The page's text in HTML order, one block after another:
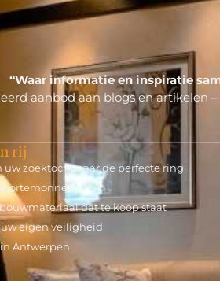
“Waar informatie en inspiratie
aanbod aan blogs en artikelen
rij
zoektocht naar de perfecte ring
dat te koop staat
eigen veiligheid
Antwerpen